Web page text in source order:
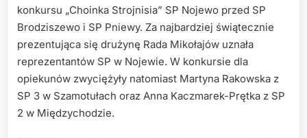
konkursu „Choinka Strojnisia” SP Nojewo przed SP
Brodziszewo i SP Pniewy. Za najbardziej świątecznie
prezentująca się drużynę Rada Mikołajów uznała
reprezentantów SP w Nojewie. W konkursie dla
opiekunów zwyciężyły natomiast Martyna Rakowska z
SP 3 w Szamotułach oraz Anna Kaczmarek-Prętka z SP
2 w Międzychodzie.